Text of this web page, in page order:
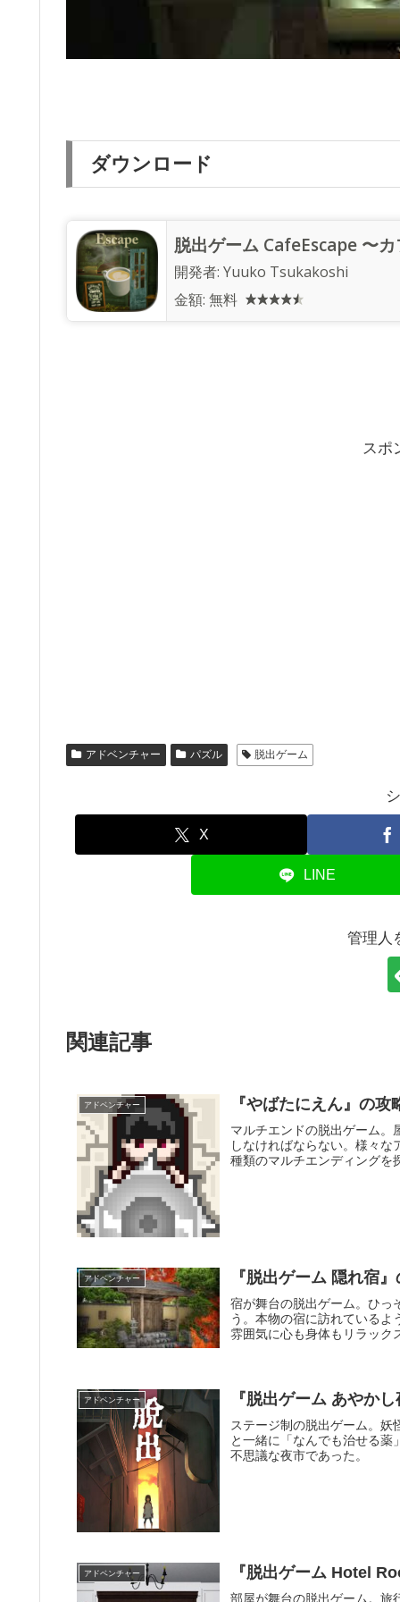
ダウンロード
脱出ゲーム CafeEscape 〜
開発者: Yuuko Tsukakoshi
金額: 無料
スポ
アドベンチャー パズル 脱出ゲーム
X
LINE
管理人
関連記事
アドベンチャー 『やばたにえん』の攻
マルチエンドの脱出ゲーム。
しなければならない。様々
種類のマルチエンディングを
アドベンチャー 『脱出ゲーム 隠れ宿
宿が舞台の脱出ゲーム。ひっ
う。本物の宿に訪れている
雰囲気に心も身体もリラック
アドベンチャー 『脱出ゲーム あやか
ステージ制の脱出ゲーム。妖
と一緒に「なんでも治せる
不思議な夜市であった。
アドベンチャー 『脱出ゲーム Hotel
部屋が舞台の脱出ゲーム。旅